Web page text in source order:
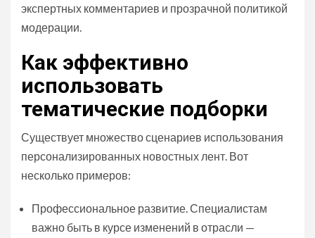
экспертных комментариев и прозрачной политикой
модерации.
Как эффективно
использовать
тематические подборки
Существует множество сценариев использования
персонализированных новостных лент. Вот
несколько примеров:
Профессиональное развитие. Специалистам
важно быть в курсе изменений в отрасли —